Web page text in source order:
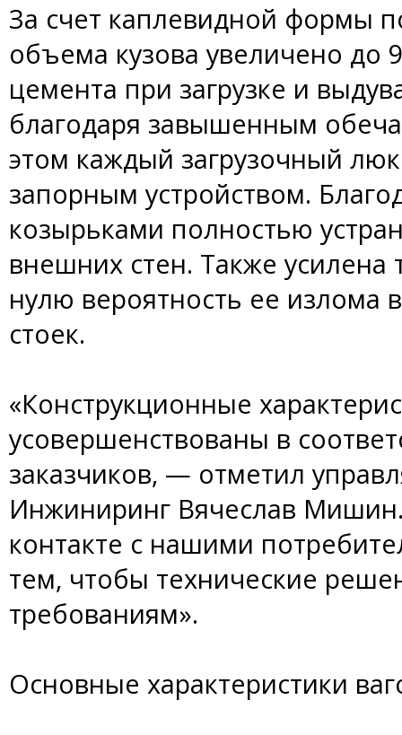
За счет каплевидной формы
объема кузова увеличено до
цемента при загрузке и
благодаря завышенным
этом каждый загрузочный
запорным устройством.
козырьками полностью
внешних стен. Также усилена
нулю вероятность ее излома
стоек.
«Конструкционные
усовершенствованы в
заказчиков, — отметил
Инжиниринг Вячеслав
контакте с нашими
тем, чтобы технические
требованиям».
Основные характеристики